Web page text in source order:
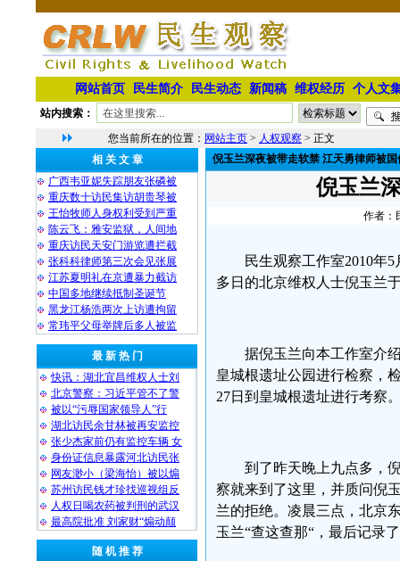
网站首页 民生简介 民生动态 新闻稿 维权经历 个人文
站内搜索：
您当前所在的位置： 网站主页 > 人权观察 > 正文
相 关 文 章
广西韦亚妮失踪朋友张磷被
重庆数十访民集访胡贵琴被
王怡牧师人身权利受到严重
陈云飞：雅安监狱，人间地
重庆访民天安门游览遭拦截
张科科律师第三次会见张展
江苏夏明礼在京遭暴力截访
中国多地继续抵制圣诞节
黑龙江杨浩两次上访遭拘留
常玮平父母举牌后多人被监
最 新 热 门
快讯：湖北宜昌维权人士刘
北京警察：习近平管不了警
被以“污辱国家领导人”行
湖北访民余甘林被再安监控
张少杰家前仍有监控车辆 女
身份证信息暴露河北访民张
网友渺小（梁海怡）被以煽
苏州访民钱才珍找巡视组反
人权日喝农药被判刑的武汉
最高院批准 刘家财“煽动颠
随 机 推 荐
倪玉兰深夜被带走软禁 江天勇律师被国
倪玉兰
作者：
民生观察工作室2010年
多日的北京维权人士倪玉兰
据倪玉兰向本工作室介
皇城根遗址公园进行检察，
27日到皇城根遗址进行考察
到了昨天晚上九点多，
察就来到了这里，并质问倪
兰的拒绝。凌晨三点，北京
玉兰“查这查那“，最后记录